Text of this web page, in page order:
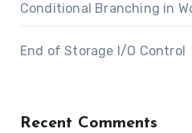
Conditional Branching in
End of Storage I/O Control
Recent Comments